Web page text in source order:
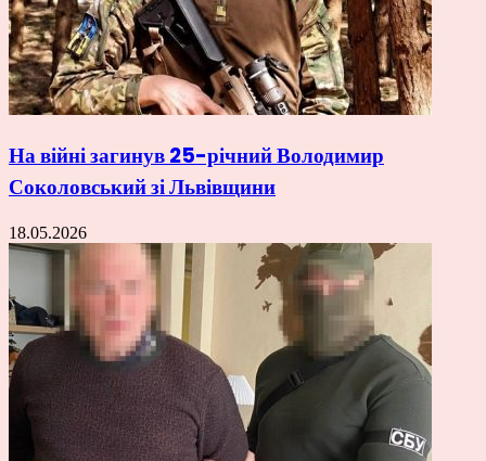
На війні загинув 25-річний Володимир
Соколовський зі Львівщини
18.05.2026